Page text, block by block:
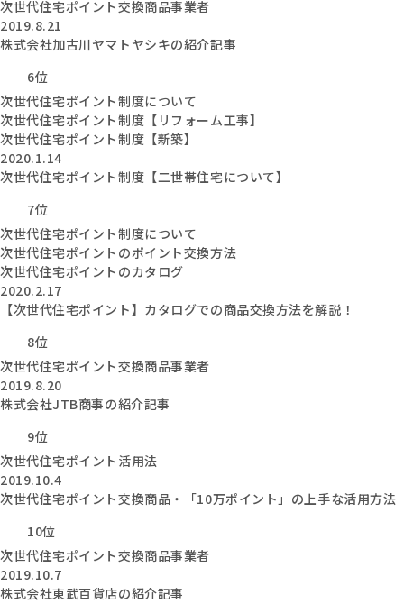
次世代住宅ポイント交換商品事業者
2019.8.21
株式会社加古川ヤマトヤシキの紹介記事
6位
次世代住宅ポイント制度について
次世代住宅ポイント制度【リフォーム工事】
次世代住宅ポイント制度【新築】
2020.1.14
次世代住宅ポイント制度【二世帯住宅について】
7位
次世代住宅ポイント制度について
次世代住宅ポイントのポイント交換方法
次世代住宅ポイントのカタログ
2020.2.17
【次世代住宅ポイント】カタログでの商品交換方法を解説！
8位
次世代住宅ポイント交換商品事業者
2019.8.20
株式会社JTB商事の紹介記事
9位
次世代住宅ポイント活用法
2019.10.4
次世代住宅ポイント交換商品・「10万ポイント」の上手な活用方法
10位
次世代住宅ポイント交換商品事業者
2019.10.7
株式会社東武百貨店の紹介記事